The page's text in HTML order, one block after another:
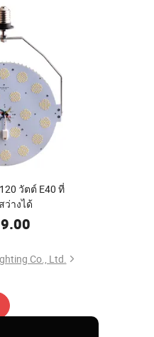
วัตต์ E40 ที่
ว่างได้
Co., Ltd.